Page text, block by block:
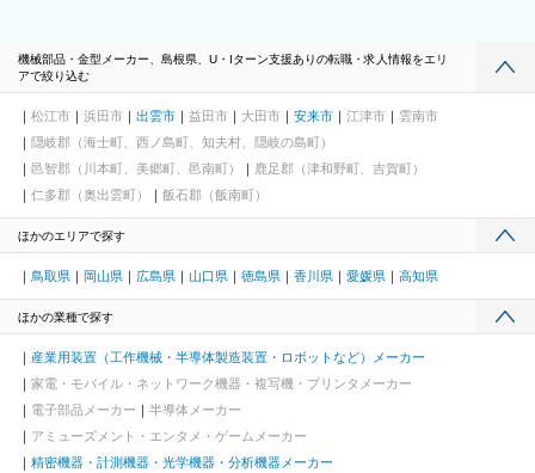
機械部品・金型メーカー、島根県、U・Iターン支援ありの転職・求人情報をエリ
アで絞り込む
松江市 浜田市 出雲市 益田市 大田市 安来市 江津市
雲南市
隠岐郡（海士町、西ノ島町、知夫村、隠岐の島町）
邑智郡（川本町、美郷町、邑南町）
鹿足郡（津和野町、吉賀町）
仁多郡（奥出雲町）
飯石郡（飯南町）
ほかのエリアで探す
鳥取県 岡山県 広島県 山口県 徳島県 香川県 愛媛県 高知県
ほかの業種で探す
産業用装置（工作機械・半導体製造装置・ロボットなど）メーカー
家電・モバイル・ネットワーク機器・複写機・プリンタメーカー
電子部品メーカー
半導体メーカー
アミューズメント・エンタメ・ゲームメーカー
精密機器・計測機器・光学機器・分析機器メーカー